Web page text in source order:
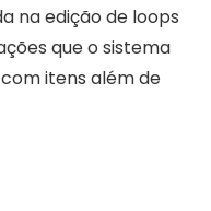
na edição de loops
que o sistema
itens além de